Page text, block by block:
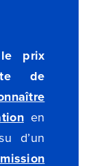
le prix
de
en
d’un